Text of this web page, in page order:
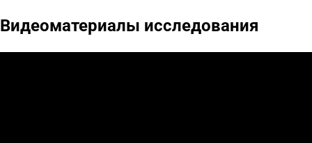
Видеоматериалы исследования